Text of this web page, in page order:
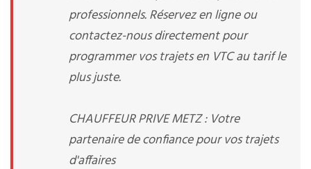
professionnels. Réservez en ligne ou
contactez-nous directement pour
programmer vos trajets en VTC au tarif le
plus juste.
CHAUFFEUR PRIVE METZ : Votre
partenaire de confiance pour vos trajets
d'affaires